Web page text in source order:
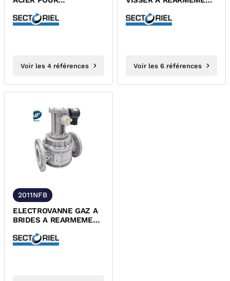
HOMOLOGUEE CE
Voir les 4 références
230V
Voir les 6 références
2011NFB
ELECTROVANNE GAZ A
BRIDES A REARMEMENT
230V